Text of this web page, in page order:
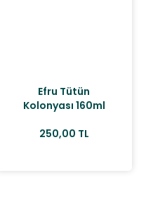
Efru Tütün
Kolonyası 160ml
250,00 TL